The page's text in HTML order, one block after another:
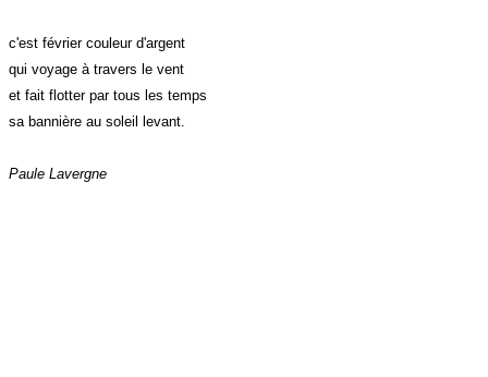
c'est février couleur d'argent
qui voyage à travers le vent
et fait flotter par tous les temps
sa bannière au soleil levant.
Paule Lavergne